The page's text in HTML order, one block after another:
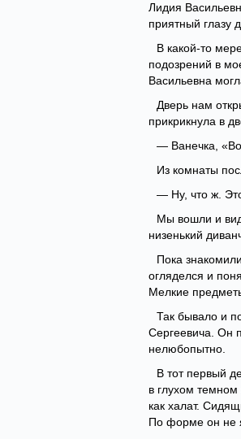
Лидия
приятный глазу
В какой-то
подозрений в
Васильевна
Дверь нам
прикрикнула в
— Ванечка,
Из комнаты
— Ну, что ж.
Мы вошли и
низенький
Пока
огляделся и
Мелкие
Так бывало и
Сергеевича. Он
нелюбопытно.
В тот первый
в глухом темном
как халат.
По форме он не